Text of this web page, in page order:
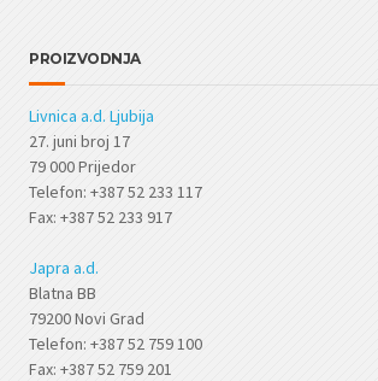
PROIZVODNJA
Livnica a.d. Ljubija
27. juni broj 17
79 000 Prijedor
Telefon: +387 52 233 117
Fax: +387 52 233 917
Japra a.d.
Blatna BB
79200 Novi Grad
Telefon: +387 52 759 100
Fax: +387 52 759 201